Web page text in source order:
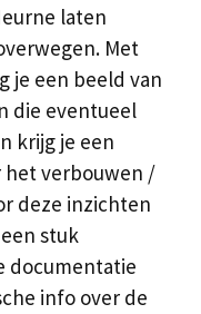
laten
Met
je een beeld van
die eventueel
krijg je een
het verbouwen /
deze inzichten
stuk
documentatie
info over de